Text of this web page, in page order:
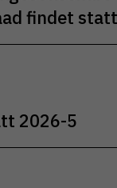
findet
2026-5